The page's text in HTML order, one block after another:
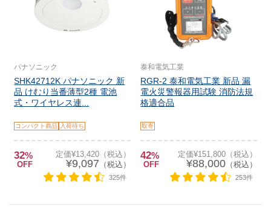
パナソニック
SHK42712K パナソニック 新
品 けむり当番薄型2種 電池
式・ワイヤレス連...
コンパクト商品 入荷待ち
32%
OFF
定価¥13,420（税込）
¥9,097 （税込）
325件
泰和電気工業
RGR-2 泰和電気工業 新品 漏
電火災警報器用試験 消防法規
格適合品
取寄
42%
OFF
定価¥151,800（税込）
¥88,000（税込）
253件